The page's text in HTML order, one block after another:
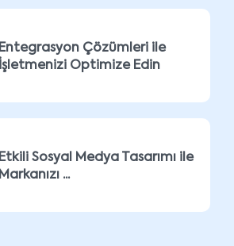
Entegrasyon Çözümleri ile
İşletmenizi Optimize Edin
Etkili Sosyal Medya Tasarımı ile
Markanızı ...